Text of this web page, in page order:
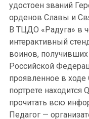
удостоен званий
орденов Славы и
В ТЦДО «Радуга» в
интерактивный
воинов,
Российской
проявленное в
портрете
прочитать всю
Педагог —